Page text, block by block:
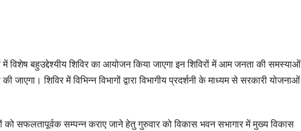
बहुउद्देश्यीय शिविर का आयोजन किया जाएगा इन शिविरों में आम जनता की समस्याओं
जाएगा। शिविर में विभिन्न विभागों द्वारा विभागीय प्रदर्शनी के माध्यम से सरकारी योजनाओं
सफलतापूर्वक सम्पन्न कराए जाने हेतु गुरुवार को विकास भवन सभागार में मुख्य विकास